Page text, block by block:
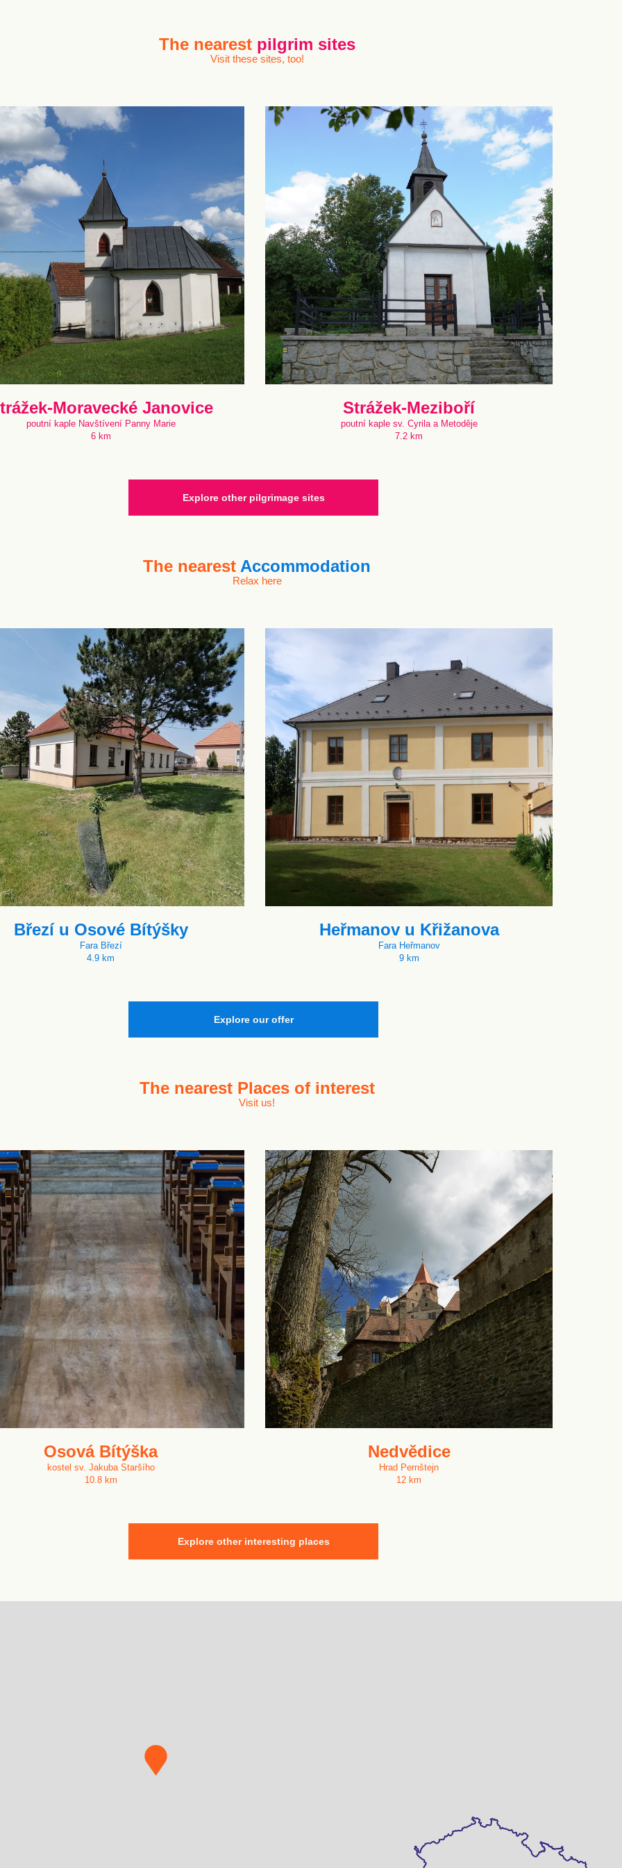
The nearest pilgrim sites
Visit these sites, too!
Moravecké Janovice
poutní kaple Navštívení Panny Marie
6 km
Strážek-Meziboří
poutní kaple sv. Cyrila a Metoděje
7.2 km
Explore other pilgrimage sites
The nearest Accommodation
Relax here
Březí u Osové Bítýšky
Fara Březí
4.9 km
Heřmanov u Křižanova
Fara Heřmanov
9 km
Explore our offer
The nearest Places of interest
Visit us!
Osová Bítýška
kostel sv. Jakuba Staršího
10.8 km
Nedvědice
Hrad Pernštejn
12 km
Explore other interesting places